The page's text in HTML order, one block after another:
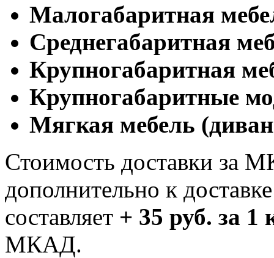
Малогабаритная
Cреднегабаритная
Крупногабаритная
Крупногабаритные
Мягкая мебель
Стоимость доставки за
дополнительно к
составляет + 35 руб. за 1
МКАД.